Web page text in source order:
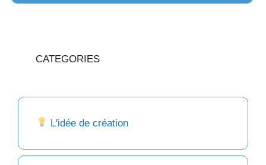
CATEGORIES
L'idée de création